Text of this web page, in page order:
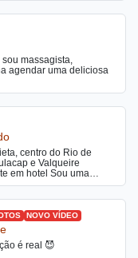
massagista,
agendar uma deliciosa
centro do Rio de
e Valqueire
Sou uma
e discreta. Gosto
cada instante.”
NOVO VÍDEO
é real 😈